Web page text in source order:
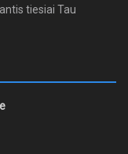
tiesiai Tau